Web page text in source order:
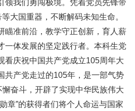
领我们勇闯极境。凭着党员先锋带
大国重器，不断解码未知生命。
瞄准前沿，教学守正创新，育人薪
一体发展的坚定践行者。本科生党
看庆祝中国共产党成立105周年大
共产党走过的105年，是一部气势
奋斗，开辟了实现中华民族伟大
章”的获得者们将个人命运与国家